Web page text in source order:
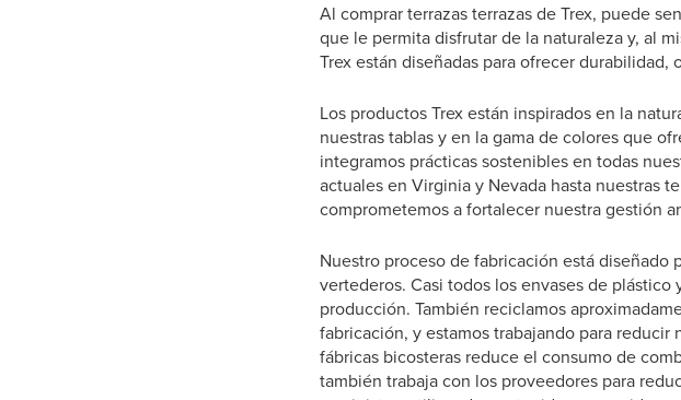
Al comprar terrazas terrazas de Trex, puede
que le permita disfrutar de la naturaleza y, al
Trex están diseñadas para ofrecer
Los productos Trex están inspirados en la
nuestras tablas y en la gama de colores que
integramos prácticas sostenibles en todas
actuales en Virginia y Nevada hasta nuestras
comprometemos a fortalecer nuestra gestión
Nuestro proceso de fabricación está diseñado
vertederos. Casi todos los envases de
producción. También reciclamos
fabricación, y estamos trabajando para
fábricas bicosteras reduce el consumo de
también trabaja con los proveedores para